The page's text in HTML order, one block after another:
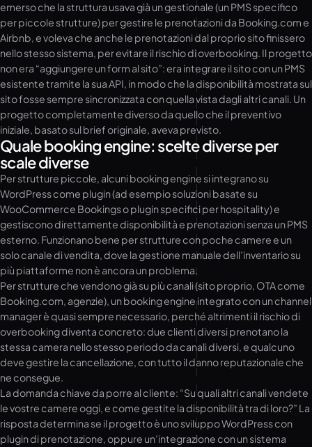
emerso che la struttura usava già un gestionale (un PMS specifico
per piccole strutture) per gestire le prenotazioni da Booking.com e
Airbnb, e voleva che anche le prenotazioni dal proprio sito finissero
nello stesso sistema, per evitare il rischio di overbooking. Il progetto
non era “aggiungere un form al sito”: era integrare il sito con un PMS
esistente tramite la sua API, in modo che la disponibilità mostrata sul
sito fosse sempre sincronizzata con quella vista dagli altri canali. Un
progetto completamente diverso da quello che il preventivo
iniziale, basato sul brief originale, aveva previsto.
Quale booking engine: scelte diverse per
scale diverse
Per strutture piccole, alcuni booking engine si integrano su
WordPress come plugin (ad esempio soluzioni basate su
WooCommerce Bookings o plugin specifici per hospitality) e
gestiscono direttamente disponibilità e prenotazioni senza un PMS
esterno. Funzionano bene per strutture con poche camere e un
solo canale di vendita, dove la gestione manuale dell’inventario su
più piattaforme non è ancora un problema.
Per strutture che vendono già su più canali (sito proprio, OTA come
Booking.com, agenzie), un booking engine integrato con un channel
manager è quasi sempre necessario, perché altrimenti il rischio di
overbooking diventa concreto: due clienti diversi prenotano la
stessa camera nello stesso periodo da canali diversi, e qualcuno
deve gestire la cancellazione, con tutto il danno reputazionale che
ne consegue.
La domanda chiave da porre al cliente: “Su quali altri canali vendete
le vostre camere oggi, e come gestite la disponibilità tra di loro?” La
risposta determina se il progetto è uno sviluppo WordPress con
plugin di prenotazione, oppure un’integrazione con un sistema